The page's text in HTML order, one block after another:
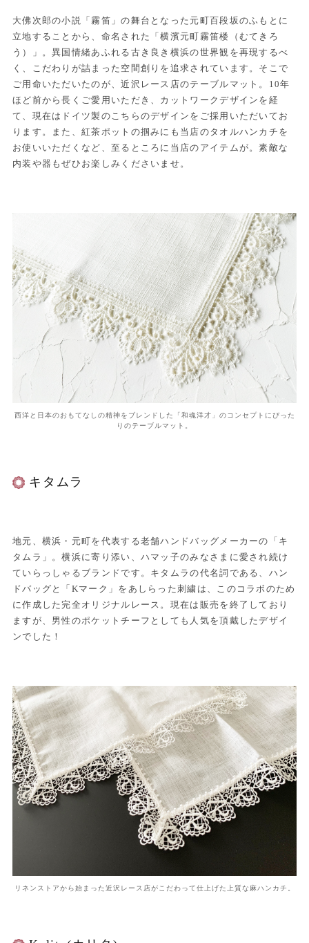
大佛次郎の小説「霧笛」の舞台となった元町百段坂のふもとに
立地することから、命名された「横濱元町霧笛楼（むてきろ
う）」。異国情緒あふれる古き良き横浜の世界観を再現するべ
く、こだわりが詰まった空間創りを追求されています。そこで
ご用命いただいたのが、近沢レース店のテーブルマット。10年
ほど前から長くご愛用いただき、カットワークデザインを経
て、現在はドイツ製のこちらのデザインをご採用いただいてお
ります。また、紅茶ポットの掴みにも当店のタオルハンカチを
お使いいただくなど、至るところに当店のアイテムが。素敵な
内装や器もぜひお楽しみくださいませ。
西洋と日本のおもてなしの精神をブレンドした「和魂洋才」のコンセプトにぴった
りのテーブルマット。
キタムラ
地元、横浜・元町を代表する老舗ハンドバッグメーカーの「キ
タムラ」。横浜に寄り添い、ハマッ子のみなさまに愛され続け
ていらっしゃるブランドです。キタムラの代名詞である、ハン
ドバッグと「Kマーク」をあしらった刺繍は、このコラボのため
に作成した完全オリジナルレース。現在は販売を終了しており
ますが、男性のポケットチーフとしても人気を頂戴したデザイ
ンでした！
リネンストアから始まった近沢レース店がこだわって仕上げた上質な麻ハンカチ。